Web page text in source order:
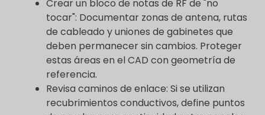
Crear un bloco de notas de RF de "no
tocar": Documentar zonas de antena, rutas
de cableado y uniones de gabinetes que
deben permanecer sin cambios. Proteger
estas áreas en el CAD con geometría de
referencia.
Revisa caminos de enlace: Si se utilizan
recubrimientos conductivos, define puntos